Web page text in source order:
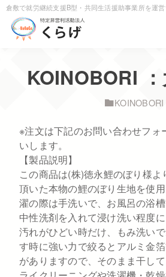
倉敷で就労継続支援B型・共同生活援助事業所を運
KOINOBORI
KOINOBORI
※注文は下記のお問い合わせフォ
いします。
【製品説明】
この商品は(株)徳永鯉のぼり様よ
頂いた本物の鯉のぼり生地を使
濯の際は手洗いで、お風呂の浴槽
中性洗剤を入れて浸け洗い程度
汚れがひどい時だけ、もみ洗い
す時に強い力で絞るとアルミ金
がありますので、そのまま干し